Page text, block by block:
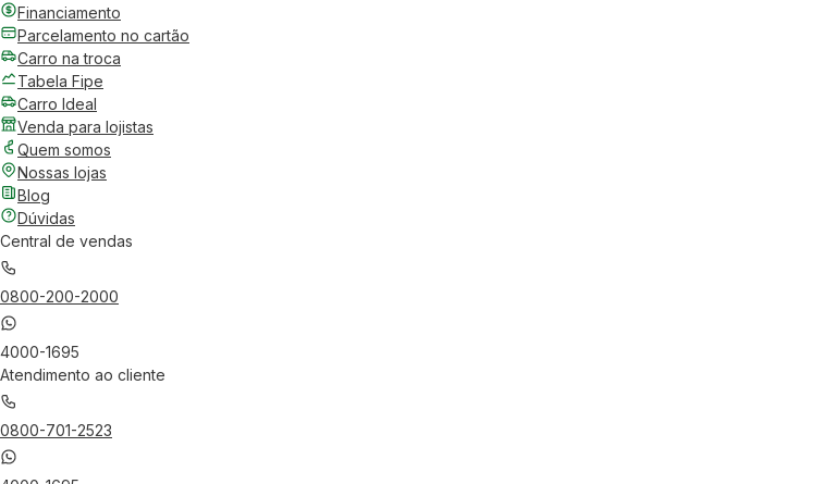
Financiamento
Parcelamento no cartão
Carro na troca
Tabela Fipe
Carro Ideal
Venda para lojistas
Quem somos
Nossas lojas
Blog
Dúvidas
Central de vendas
0800-200-2000
4000-1695
Atendimento ao cliente
0800-701-2523